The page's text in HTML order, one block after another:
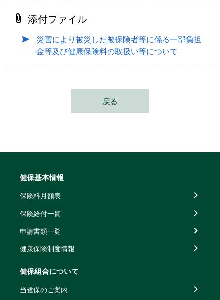
添付ファイル
災害により被災した被保険者等に係る一部負担
金等及び健康保険料の取扱い等について
戻る
健保基本情報
保険料月額表
保険給付一覧
申請書類一覧
健康保険制度情報
健保組合について
当健保のご案内